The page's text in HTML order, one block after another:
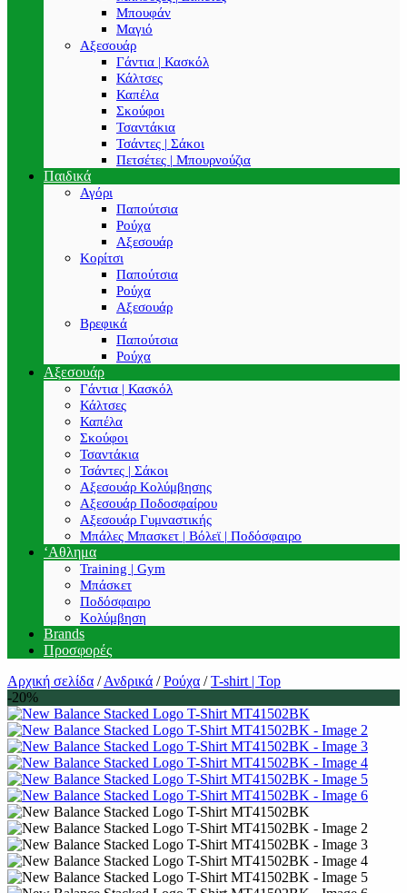
Μπουφάν
Μαγιό
Αξεσουάρ
Γάντια | Κασκόλ
Κάλτσες
Καπέλα
Σκούφοι
Τσαντάκια
Τσάντες | Σάκοι
Πετσέτες | Μπουρνούζια
Παιδικά
Αγόρι
Παπούτσια
Ρούχα
Αξεσουάρ
Κορίτσι
Παπούτσια
Ρούχα
Αξεσουάρ
Βρεφικά
Παπούτσια
Ρούχα
Αξεσουάρ
Γάντια | Κασκόλ
Κάλτσες
Καπέλα
Σκούφοι
Τσαντάκια
Τσάντες | Σάκοι
Αξεσουάρ Κολύμβησης
Αξεσουάρ Ποδοσφαίρου
Αξεσουάρ Γυμναστικής
Μπάλες Μπασκετ | Βόλεϊ | Ποδόσφαιρο
‘Αθλημα
Training | Gym
Μπάσκετ
Ποδόσφαιρο
Κολύμβηση
Brands
Προσφορές
Αρχική σελίδα /Ανδρικά / Ρούχα / T-shirt | Top
-20%